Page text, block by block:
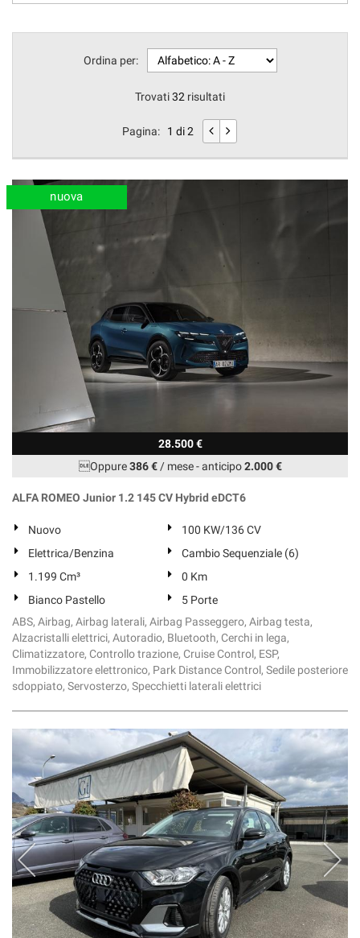
Ordina per:
Trovati32 risultati
Pagina: 1 di 2
28.500 €
Oppure386 €/ mese-anticipo2.000 €
nuova
ALFA ROMEO Junior 1.2 145 CV Hybrid eDCT6
Nuovo
100 KW/136 CV
Elettrica/Benzina
Cambio Sequenziale (6)
1.199 Cm³
0 Km
Bianco Pastello
5 Porte
ABS, Airbag, Airbag laterali, Airbag Passeggero, Airbag testa,
Alzacristalli elettrici, Autoradio, Bluetooth, Cerchi in lega,
Climatizzatore, Controllo trazione, Cruise Control, ESP,
Immobilizzatore elettronico, Park Distance Control, Sedile posteriore
sdoppiato, Servosterzo, Specchietti laterali elettrici